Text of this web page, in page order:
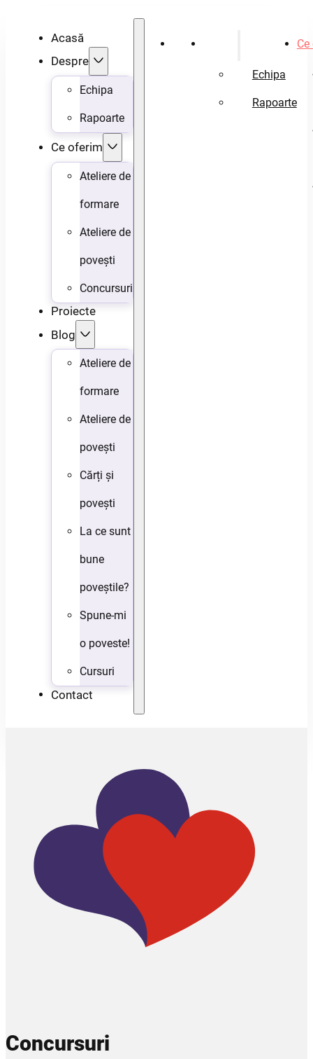
Acasă
Despre
Echipa
Rapoarte
Ce oferim
Ateliere de
formare
Ateliere de
povești
Concursuri
Proiecte
Blog
Ateliere de
formare
Ateliere de
povești
Cărți și
povești
La ce sunt
bune
poveștile?
Spune-mi
o poveste!
Cursuri
Contact
Acasă
Echipa
Rapoarte
Concursuri